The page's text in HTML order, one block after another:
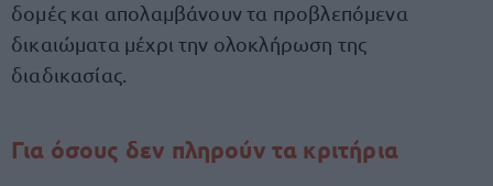
δομές και απολαμβάνουν τα προβλεπόμενα
δικαιώματα μέχρι την ολοκλήρωση της
διαδικασίας.
Για όσους δεν πληρούν τα κριτήρια